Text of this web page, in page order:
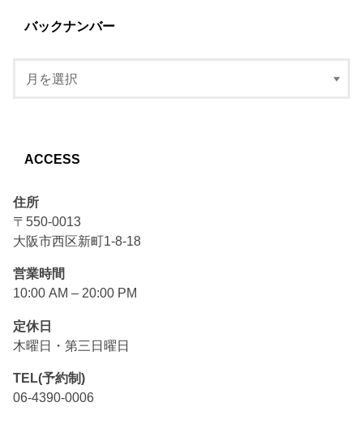
バックナンバー
ACCESS
住所
〒550-0013
大阪市西区新町1-8-18
営業時間
10:00 AM – 20:00 PM
定休日
木曜日・第三日曜日
TEL(予約制)
06-4390-0006